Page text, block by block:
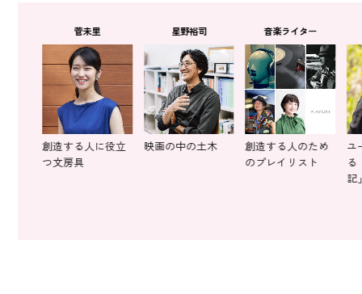
菅未里
創造する人に役立
つ文房具
星野裕司
映画の中の土木
音楽ライター
創造する人のため
のプレイリスト
ユ
る
記